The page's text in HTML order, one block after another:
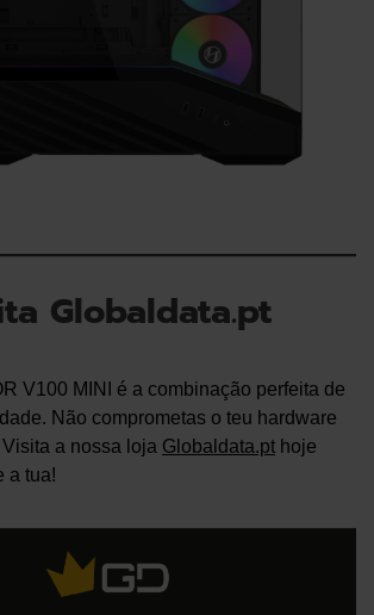
Globaldata.pt
V100 MINI é a combinação perfeita de
Não comprometas o teu hardware
a nossa loja Globaldata.pt hoje
a tua!